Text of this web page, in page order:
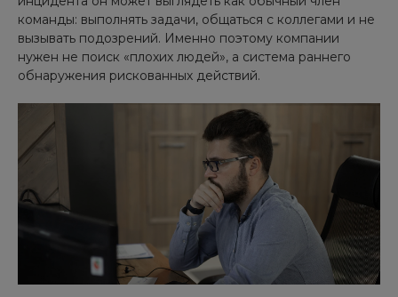
команды: выполнять задачи, общаться с коллегами и не
вызывать подозрений. Именно поэтому компании
нужен не поиск «плохих людей», а система раннего
обнаружения рискованных действий.